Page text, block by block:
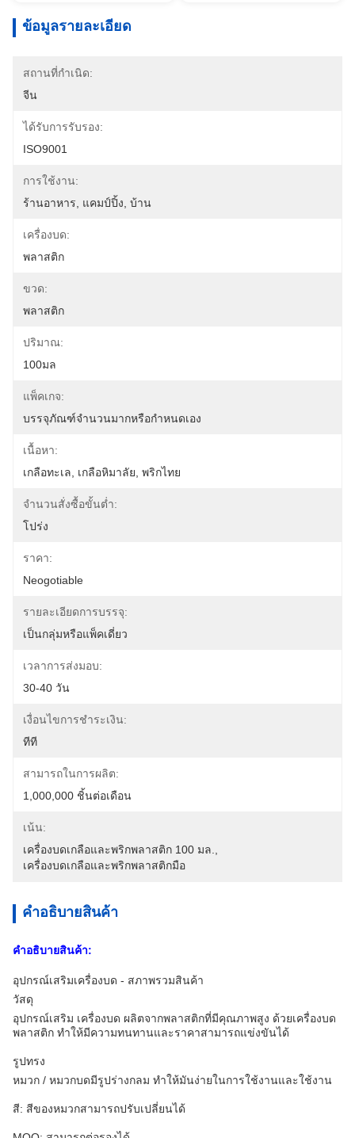
ข้อมูลรายละเอียด
สถานที่กำเนิด:
จีน
ได้รับการรับรอง:
ISO9001
การใช้งาน:
ร้านอาหาร, แคมป์ปิ้ง, บ้าน
เครื่องบด:
พลาสติก
ขวด:
พลาสติก
ปริมาณ:
100มล
แพ็คเกจ:
บรรจุภัณฑ์จำนวนมากหรือกำหนดเอง
เนื้อหา:
เกลือทะเล, เกลือหิมาลัย, พริกไทย
จำนวนสั่งซื้อขั้นต่ำ:
โปร่ง
ราคา:
Neogotiable
รายละเอียดการบรรจุ:
เป็นกลุ่มหรือแพ็คเดี่ยว
เวลาการส่งมอบ:
30-40 วัน
เงื่อนไขการชำระเงิน:
ทีที
สามารถในการผลิต:
1,000,000 ชิ้นต่อเดือน
เน้น:
เครื่องบดเกลือและพริกพลาสติก 100 มล.
เครื่องบดเกลือและพริกพลาสติกมือ
คําอธิบายสินค้า
คําอธิบายสินค้า:
อุปกรณ์เสริมเครื่องบด - สภาพรวมสินค้า
วัสดุ
อุปกรณ์เสริม เครื่องบด ผลิตจากพลาสติกที่มีคุณภาพสูง ด้วยเครื่องบด
พลาสติก ทําให้มีความทนทานและราคาสามารถแข่งขันได้
รูปทรง
หมวก / หมวกบดมีรูปร่างกลม ทําให้มันง่ายในการใช้งานและใช้งาน
สี: สีของหมวกสามารถปรับเปลี่ยนได้